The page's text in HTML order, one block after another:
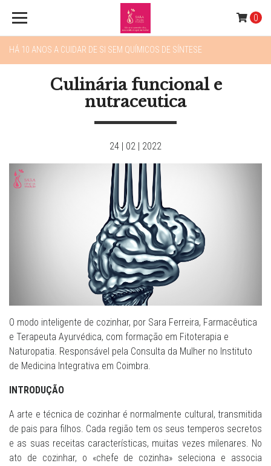
HÁ 10 ANOS A CUIDAR DE SI SEM QUÍMICOS DE SÍNTESE
0
Culinária funcional e
nutraceutica
24 | 02 | 2022
O modo inteligente de cozinhar, por Sara Ferreira, Farmacêutica
e Terapeuta Ayurvédica, com formação em Fitoterapia e
Naturopatia. Responsável pela Consulta da Mulher no Instituto
de Medicina Integrativa em Coimbra.
INTRODUÇÃO
A arte e técnica de cozinhar é normalmente cultural, transmitida
de pais para filhos. Cada região tem os seus temperos secretos
e as suas receitas características, muitas vezes milenares. No
ato de cozinhar, o «chefe de cozinha» seleciona e associa